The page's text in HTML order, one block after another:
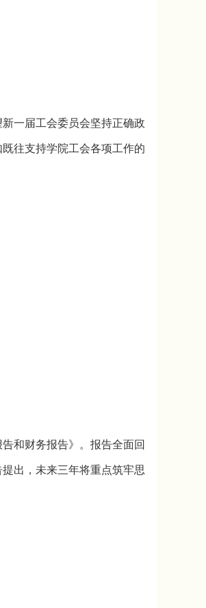
一届工会委员会坚持正确政
往支持学院工会各项工作的
和财务报告》。报告全面回
出，未来三年将重点筑牢思